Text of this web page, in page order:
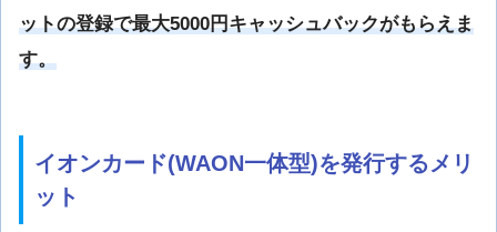
ットの登録で最大5000円キャッシュバックがもらえま
す。
イオンカード(WAON一体型)を発行するメリ
ット